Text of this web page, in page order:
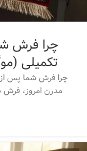
چرا فرش
تکمیلی
چرا فرش شما پس از
مدرن امروز، فرش